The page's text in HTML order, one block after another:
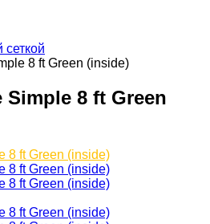
сеткой
8 ft Green (inside)
Simple 8 ft Green